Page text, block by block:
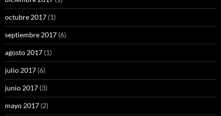
octubre 2017 (1)
septiembre 2017 (6)
agosto 2017 (1)
julio 2017 (6)
junio 2017 (3)
mayo 2017 (2)